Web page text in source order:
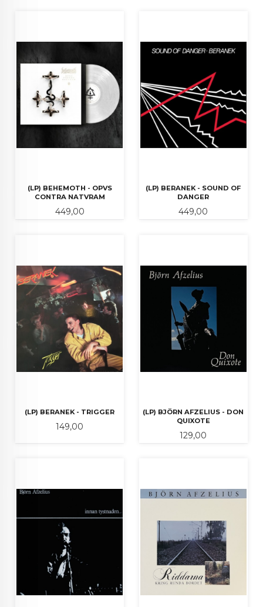
(LP) BEHEMOTH - OPVS
CONTRA NATVRAM
Pris
449,00
(LP) BERANEK - SOUND OF
DANGER
Pris
449,00
(LP) BERANEK - TRIGGER
Pris
149,00
(LP) BJÖRN AFZELIUS - DON
QUIXOTE
Pris
129,00